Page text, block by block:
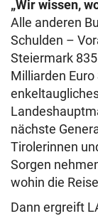
„Wir wissen,
Alle anderen
Schulden –
Steiermark
Milliarden Euro
nächste
Tirolerinnen
Sorgen
wohin die
Dann ergreift